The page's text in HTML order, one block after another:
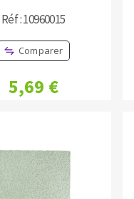
Réf : 10960015
Comparer
5,69 €